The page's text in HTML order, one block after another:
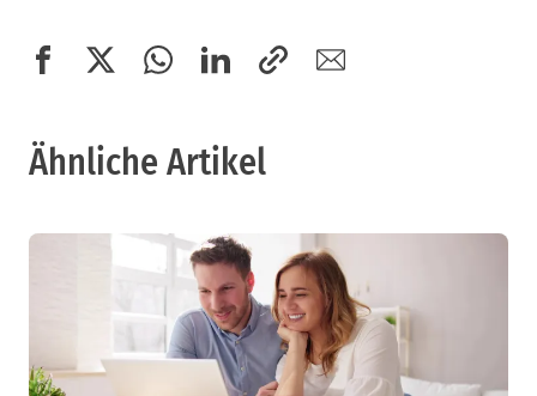
Ähnliche Artikel